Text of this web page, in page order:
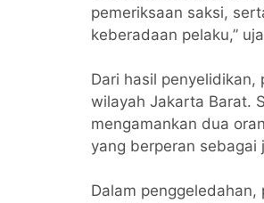
pemeriksaan saksi,
keberadaan pelaku,”
Dari hasil
wilayah Jakarta Barat.
mengamankan dua
yang berperan sebagai
Dalam